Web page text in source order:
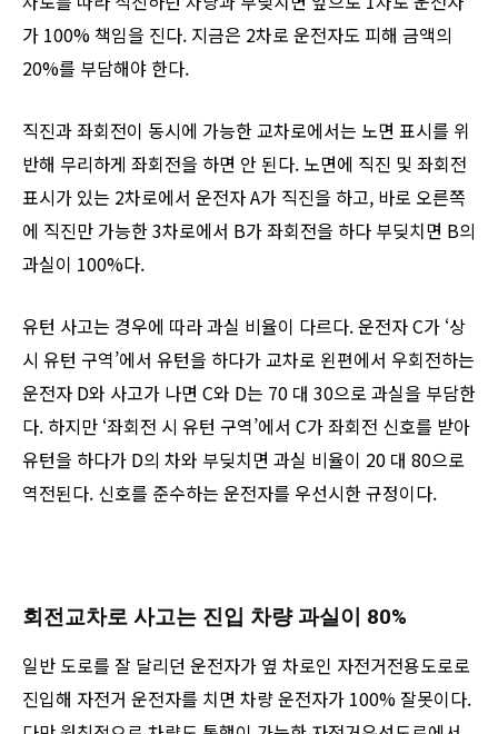
가 100% 책임을 진다. 지금은 2차로 운전자도 피해 금액의
20%를 부담해야 한다.
직진과 좌회전이 동시에 가능한 교차로에서는 노면 표시를 위
반해 무리하게 좌회전을 하면 안 된다. 노면에 직진 및 좌회전
표시가 있는 2차로에서 운전자 A가 직진을 하고, 바로 오른쪽
에 직진만 가능한 3차로에서 B가 좌회전을 하다 부딪치면 B의
과실이 100%다.
유턴 사고는 경우에 따라 과실 비율이 다르다. 운전자 C가 ‘상
시 유턴 구역’에서 유턴을 하다가 교차로 왼편에서 우회전하는
운전자 D와 사고가 나면 C와 D는 70 대 30으로 과실을 부담한
다. 하지만 ‘좌회전 시 유턴 구역’에서 C가 좌회전 신호를 받아
유턴을 하다가 D의 차와 부딪치면 과실 비율이 20 대 80으로
역전된다. 신호를 준수하는 운전자를 우선시한 규정이다.
회전교차로 사고는 진입 차량 과실이 80%
일반 도로를 잘 달리던 운전자가 옆 차로인 자전거전용도로로
진입해 자전거 운전자를 치면 차량 운전자가 100% 잘못이다.